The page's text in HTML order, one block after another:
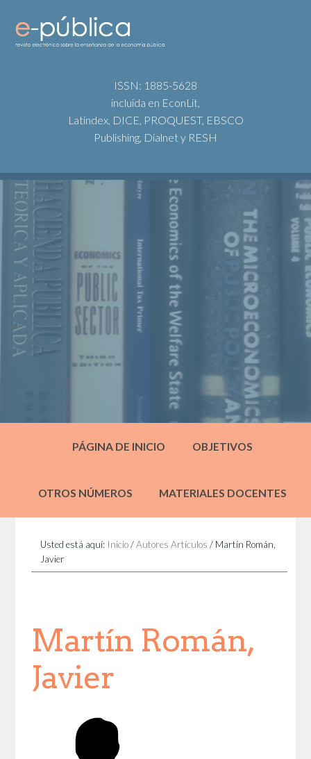
ISSN: 1885-5628
incluida en EconLit,
Latindex, DICE, PROQUEST, EBSCO
Publishing, Dialnet y RESH
PÁGINA DE INICIO OBJETIVOS
OTROS NÚMEROS MATERIALES DOCENTES
Usted está aquí: Inicio / Autores Artículos / Martín Román,
Javier
Martín Román,
Javier